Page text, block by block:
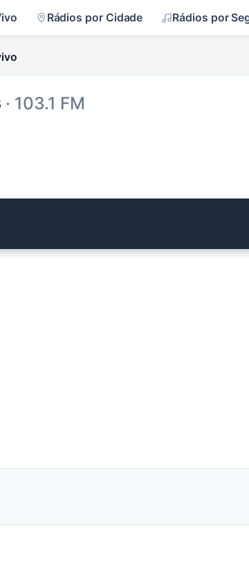
Rádios por Cidade Rádios por
· 103.1 FM